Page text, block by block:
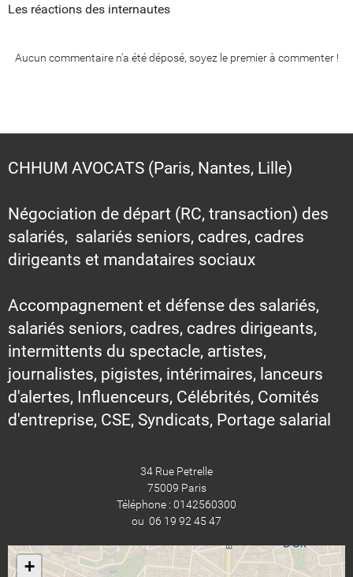
Les réactions des internautes
Aucun commentaire n'a été déposé, soyez le premier à commenter !
CHHUM AVOCATS (Paris, Nantes, Lille)
Négociation de départ (RC, transaction) des
salariés, salariés seniors, cadres, cadres
dirigeants et mandataires sociaux
Accompagnement et défense des salariés,
salariés seniors, cadres, cadres dirigeants,
intermittents du spectacle, artistes,
journalistes, pigistes, intérimaires, lanceurs
d'alertes, Influenceurs, Célébrités, Comités
d'entreprise, CSE, Syndicats, Portage salarial
34 Rue Petrelle
75009 Paris
Téléphone : 0142560300
ou 06 19 92 45 47
+